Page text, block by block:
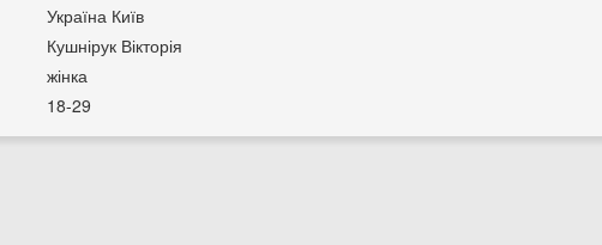
Україна Київ
Кушнірук Вікторія
жінка
18-29